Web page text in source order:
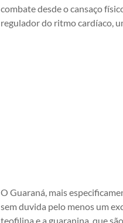
combate desde o cansaço
regulador do ritmo cardíaco,
O Guaraná, mais
sem duvida pelo menos um
teofilina e a guaranina, que